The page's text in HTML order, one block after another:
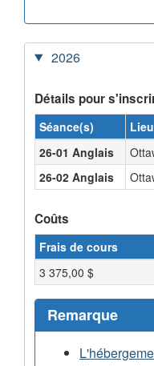
2026
Détails pour
Séance(s) Lieu
26-01 Anglais
26-02 Anglais
Coûts
Frais de cours
3 375,00 $
Remarque